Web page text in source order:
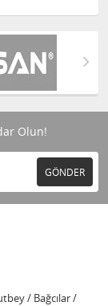
Olun!
GÖNDER
/ Bağcılar /